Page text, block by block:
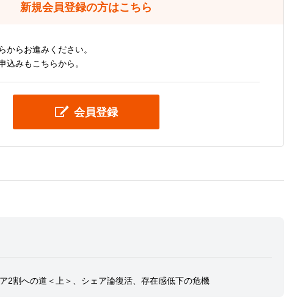
新規会員登録の方はこちら
からお進みください。
込みもこちらから。
会員登録
2割への道＜上＞、シェア論復活、存在感低下の危機